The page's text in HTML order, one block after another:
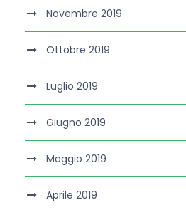
Novembre 2019
Ottobre 2019
Luglio 2019
Giugno 2019
Maggio 2019
Aprile 2019